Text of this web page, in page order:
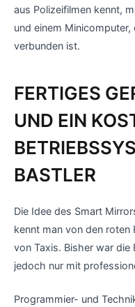
aus Polizeifilmen kennt,
und einem
verbunden ist.
FERTIGES
UND EIN
BASTLER
Die Idee des Smart
kennt man von den roten
von Taxis. Bisher war die
jedoch nur mit
Programmier- und